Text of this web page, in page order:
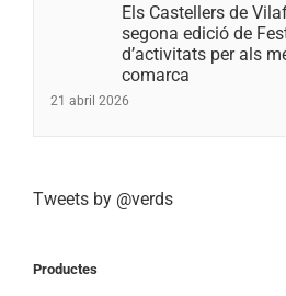
Els Castellers de
segona edició de
d’activitats per als
comarca
21 abril 2026
Tweets by @verds
Productes